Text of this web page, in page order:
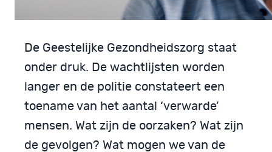
De Geestelijke Gezondheidszorg staat
onder druk. De wachtlijsten worden
langer en de politie constateert een
toename van het aantal ‘verwarde’
mensen. Wat zijn de oorzaken? Wat zijn
de gevolgen? Wat mogen we van de